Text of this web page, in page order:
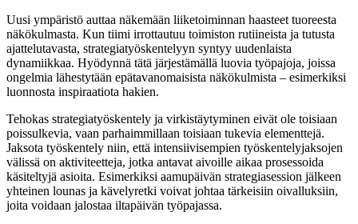
Uusi ympäristö auttaa näkemään liiketoiminnan haasteet tuoreesta
näkökulmasta. Kun tiimi irrottautuu toimiston rutiineista ja tutusta
ajattelutavasta, strategiatyöskentelyyn syntyy uudenlaista
dynamiikkaa. Hyödynnä tätä järjestämällä luovia työpajoja, joissa
ongelmia lähestytään epätavanomaisista näkökulmista – esimerkiksi
luonnosta inspiraatiota hakien.
Tehokas strategiatyöskentely ja virkistäytyminen eivät ole toisiaan
poissulkevia, vaan parhaimmillaan toisiaan tukevia elementtejä.
Jaksota työskentely niin, että intensiivisempien työskentelyjaksojen
välissä on aktiviteetteja, jotka antavat aivoille aikaa prosessoida
käsiteltyjä asioita. Esimerkiksi aamupäivän strategiasession jälkeen
yhteinen lounas ja kävelyretki voivat johtaa tärkeisiin oivalluksiin,
joita voidaan jalostaa iltapäivän työpajassa.